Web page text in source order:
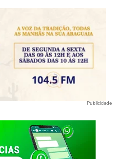
Publicidade